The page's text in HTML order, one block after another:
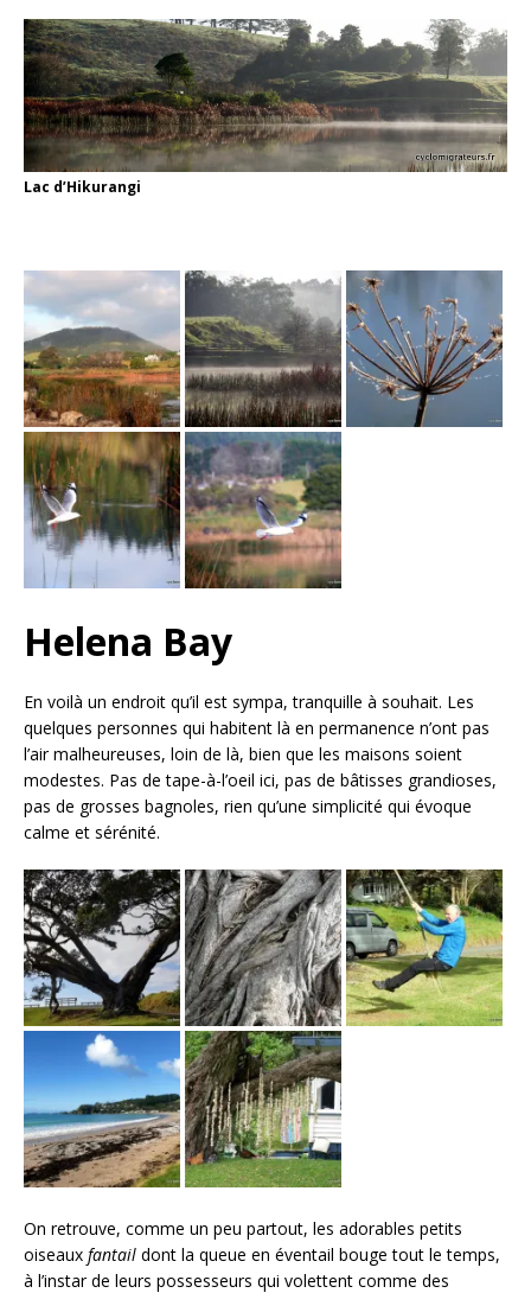
Lac d’Hikurangi
Helena Bay
En voilà un endroit qu’il est sympa, tranquille à souhait. Les
quelques personnes qui habitent là en permanence n’ont pas
l’air malheureuses, loin de là, bien que les maisons soient
modestes. Pas de tape-à-l’oeil ici, pas de bâtisses grandioses,
pas de grosses bagnoles, rien qu’une simplicité qui évoque
calme et sérénité.
On retrouve, comme un peu partout, les adorables petits
oiseaux fantail dont la queue en éventail bouge tout le temps,
à l’instar de leurs possesseurs qui volettent comme des